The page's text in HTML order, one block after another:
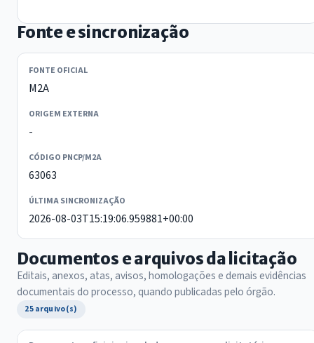
Fonte e sincronização
FONTE OFICIAL
M2A
ORIGEM EXTERNA
-
CÓDIGO PNCP/M2A
63063
ÚLTIMA SINCRONIZAÇÃO
2026-08-03T15:19:06.959881+00:00
Documentos e arquivos da licitação
Editais, anexos, atas, avisos, homologações e demais evidências
documentais do processo, quando publicadas pelo órgão.
25 arquivo(s)